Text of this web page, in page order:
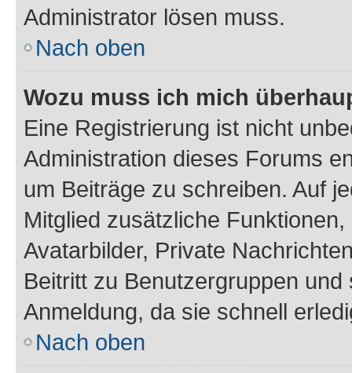
Administrator lösen muss.
Nach oben
Wozu muss ich mich
Eine Registrierung ist nicht
Administration dieses Forums
um Beiträge zu schreiben. Auf
Mitglied zusätzliche
Avatarbilder, Private
Beitritt zu Benutzergruppen
Anmeldung, da sie schnell
Nach oben